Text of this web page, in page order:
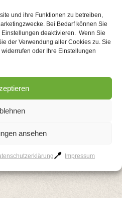
und ihre Funktionen zu betreiben,
Bei Bedarf können Sie
deaktivieren. Wenn Sie
der Verwendung aller Cookies zu. Sie
oder Ihre Einstellungen
ansehen
Impressum
Hoffest der Superlative
Richtlinie